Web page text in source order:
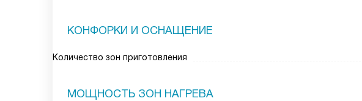
КОНФОРКИ И ОСНАЩЕНИЕ
Количество зон приготовления
МОЩНОСТЬ ЗОН НАГРЕВА